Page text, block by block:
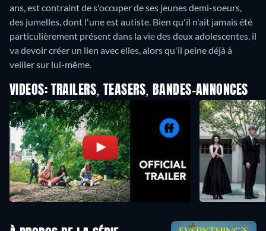
ans, est contraint de s'occuper de ses jeunes demi-soeurs,
des jumelles, dont l'une est autiste. Bien qu'il n'ait jamais été
particulièrement présent dans la vie des deux adolescentes, il
va devoir créer un lien avec elles, alors qu'il peine déjà à
veiller sur lui-même.
VIDEOS: TRAILERS, TEASERS, BANDES-ANNONCES